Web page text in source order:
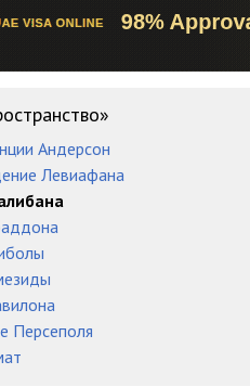
Андерсон
Левиафана
Персеполя